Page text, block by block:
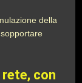
della
con